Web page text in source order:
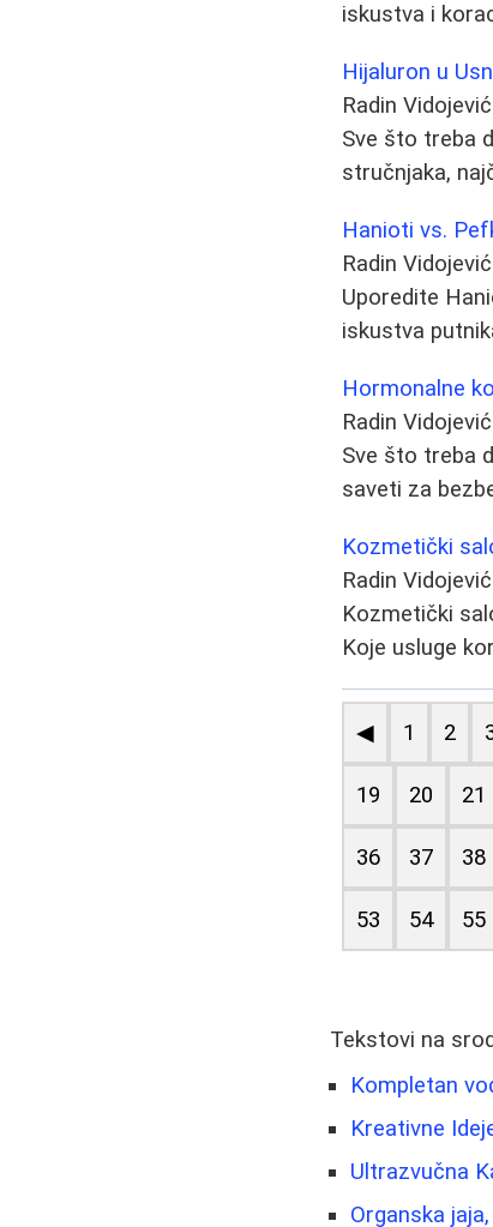
iskustva i
Hijaluron u
Radin Vidojević
Sve što treba
stručnjaka,
Hanioti vs.
Radin Vidojević
Uporedite
iskustva
Hormonalne
Radin Vidojević
Sve što treba
saveti za
Kozmetički
Radin Vidojević
Kozmetički
Koje usluge
◀ 1 2
19 20 21
36 37 38
53 54 55
Tekstovi na
Kompletan
Kreativne
Ultrazvučna
Organska